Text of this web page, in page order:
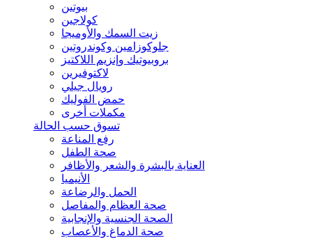
بيوتين
كولاجين
زيت السمك والأوميجا
جلوكوزامين وكوندروتين
بروبيوتيك وإنزيم اللاكتيز
لاكتوفيرين
رويال جيلي
حمض الفوليك
مكملات أخرى
تسوق حسب الحالة
رفع المناعة
صحة الطفل
العناية بالبشرة والشعر والأظافر
الأنيميا
الحمل والرضاعة
صحة العظام والمفاصل
الصحة الجنسية والإنجابية
صحة الدماغ والأعصاب